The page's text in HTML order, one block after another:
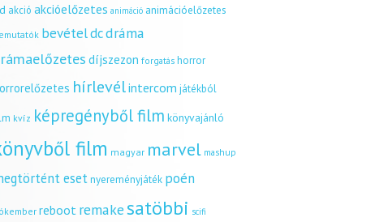
akció akcióelőzetes animáció animációelőzetes
bevételdcdráma
díjszezon forgatás horror
hírlevélintercom játékból
kvíz képregényből film könyvajánló
film magyar marvel mashup
esetnyereményjáték poén
reboot remakesatöbbi scifi